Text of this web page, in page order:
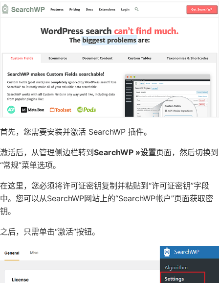
首先，您需要安装并激活 SearchWP 插件。
激活后，从管理侧边栏转到 SearchWP »设置页面，然后切换到
“常规”菜单选项。
在这里，您必须将许可证密钥复制并粘贴到“许可证密钥”字段
中。您可以从SearchWP网站上的“SearchWP帐户”页面获取密
钥。
之后，只需单击“激活”按钮。